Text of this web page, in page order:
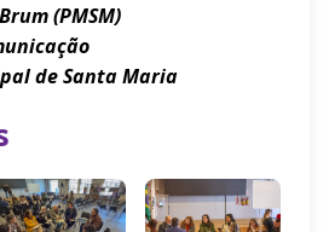
(PMSM)
de Santa Maria